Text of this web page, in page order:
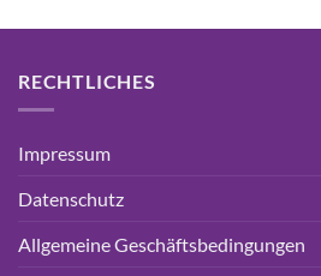
RECHTLICHES
Impressum
Datenschutz
Allgemeine Geschäftsbedingungen